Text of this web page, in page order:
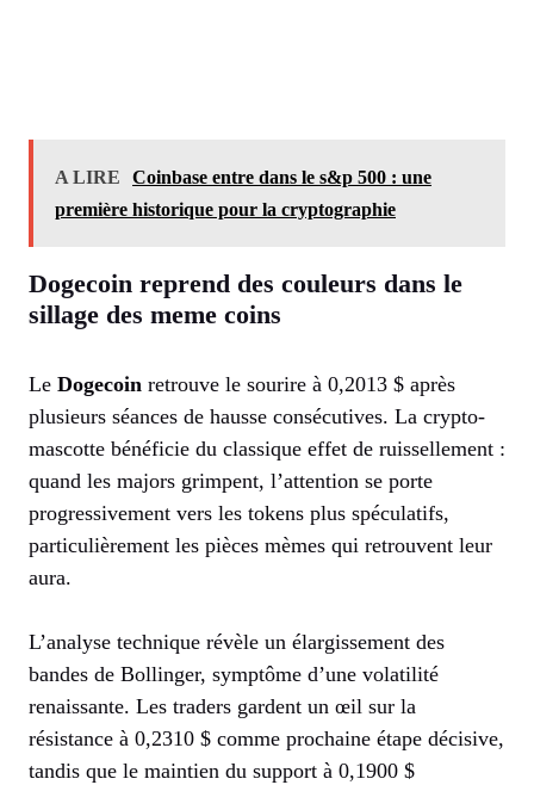
A LIRE
Coinbase entre dans le s&p 500 : une
première historique pour la cryptographie
Dogecoin reprend des couleurs dans le
sillage des meme coins
Le Dogecoin retrouve le sourire à 0,2013 $ après
plusieurs séances de hausse consécutives. La crypto-
mascotte bénéficie du classique effet de ruissellement :
quand les majors grimpent, l’attention se porte
progressivement vers les tokens plus spéculatifs,
particulièrement les pièces mèmes qui retrouvent leur
aura.
L’analyse technique révèle un élargissement des
bandes de Bollinger, symptôme d’une volatilité
renaissante. Les traders gardent un œil sur la
résistance à 0,2310 $ comme prochaine étape décisive,
tandis que le maintien du support à 0,1900 $